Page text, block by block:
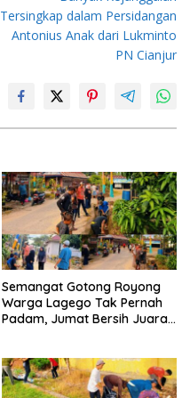
Tersingkap dalam Persidangan
Antonius Anak dari Lukminto
PN Cianjur
Semangat Gotong Royong
Warga Lagego Tak Pernah
Padam, Jumat Bersih Juara